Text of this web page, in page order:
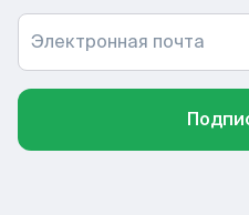
Электронная почта